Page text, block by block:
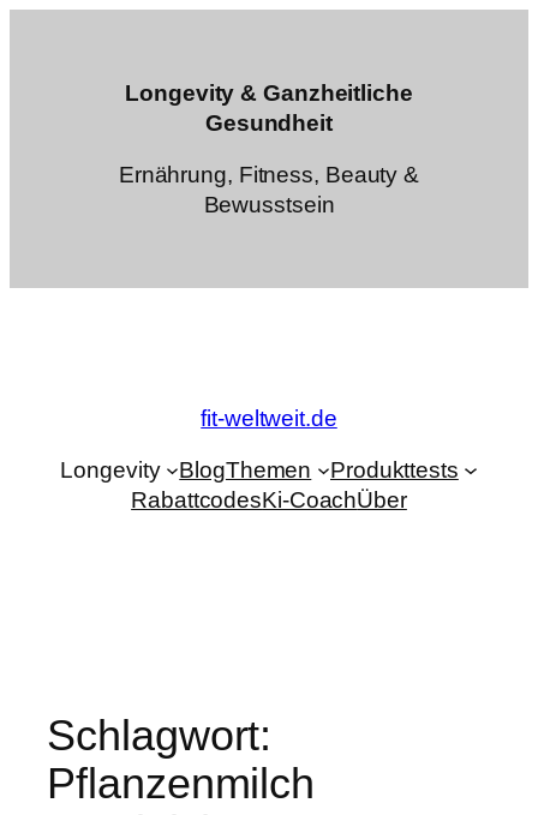
Longevity & Ganzheitliche
Gesundheit
Ernährung, Fitness, Beauty &
Bewusstsein
fit-weltweit.de
Longevity BlogThemen
Produkttests
RabattcodesKi-CoachÜber
Schlagwort:
Pflanzenmilch